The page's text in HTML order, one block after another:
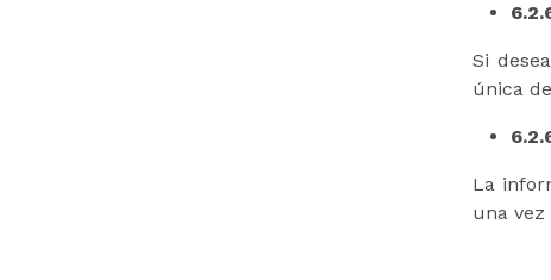
Si
única
La
una